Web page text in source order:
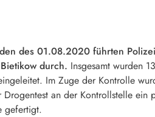
des 01.08.2020 führten
durch. Insgesamt wurden
Im Zuge der Kontrolle
an der Kontrollstelle
gefertigt.